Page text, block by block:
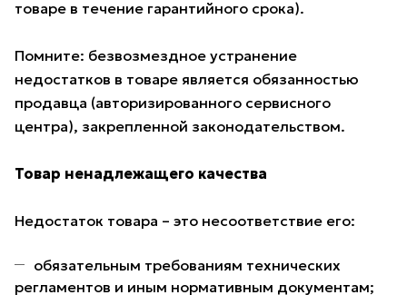
товаре в течение гарантийного срока).
Помните: безвозмездное устранение
недостатков в товаре является обязанностью
продавца (авторизированного сервисного
центра), закрепленной законодательством.
Товар ненадлежащего качества
Недостаток товара – это несоответствие его:
обязательным требованиям технических
регламентов и иным нормативным документам;